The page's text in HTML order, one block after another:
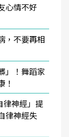
心情不好
，不要再相
」！舞蹈家
！
律神經」提
律神經失